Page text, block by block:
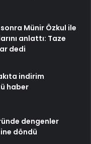
Münir Özkul ile
anlattı: Taze
dedi
indirim
haber
dengenler
döndü